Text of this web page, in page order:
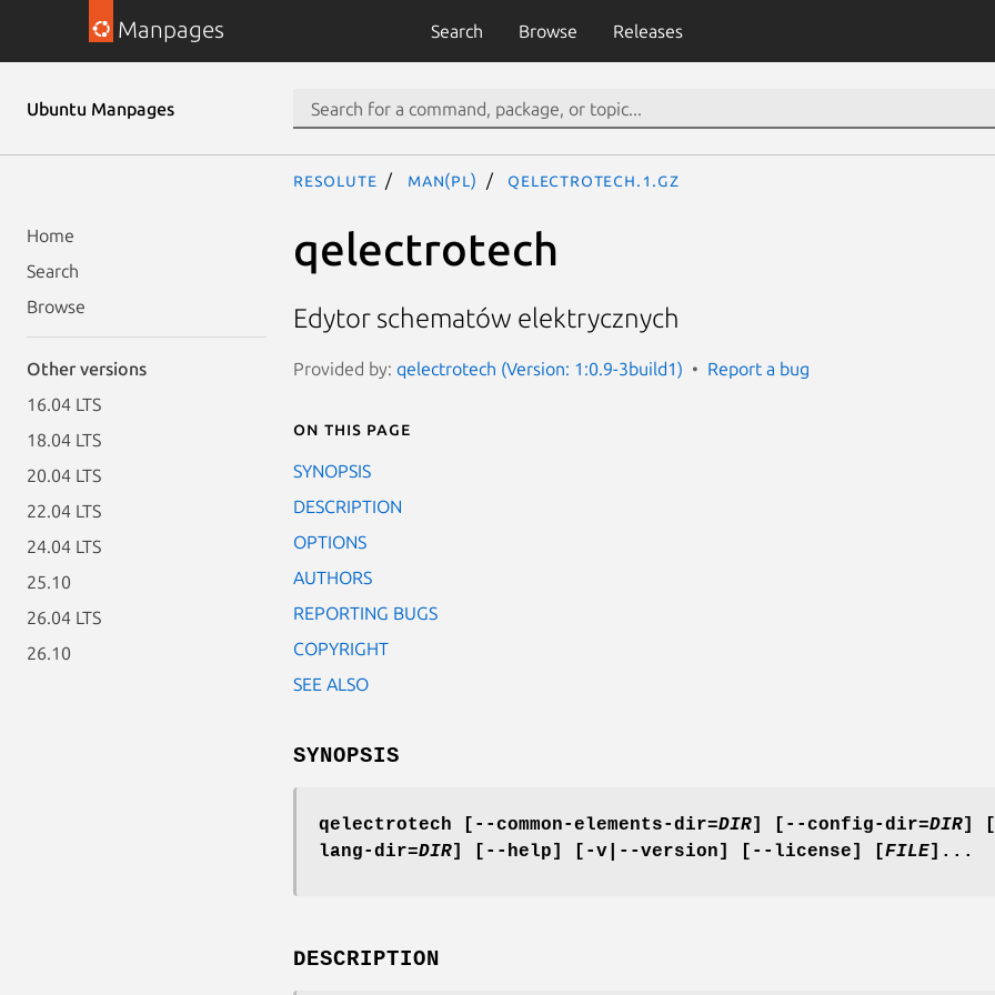
Manpages Search Browse Releases
Ubuntu Manpages
Home
Search
Browse
Other versions
16.04 LTS
18.04 LTS
20.04 LTS
22.04 LTS
24.04 LTS
25.10
26.04 LTS
26.10
resolute man(pl) qelectrotech.1.gz
qelectrotech
Edytor schematów elektrycznych
Provided by: qelectrotech (Version: 1:0.9-3build1) Report a bug
On this page
SYNOPSIS
DESCRIPTION
OPTIONS
AUTHORS
REPORTING BUGS
COPYRIGHT
SEE ALSO
SYNOPSIS
qelectrotech [--common-elements-dir=DIR] [--config-dir=DIR]
lang-dir=DIR] [--help] [-v| --version] [--license] [FILE]...
DESCRIPTION